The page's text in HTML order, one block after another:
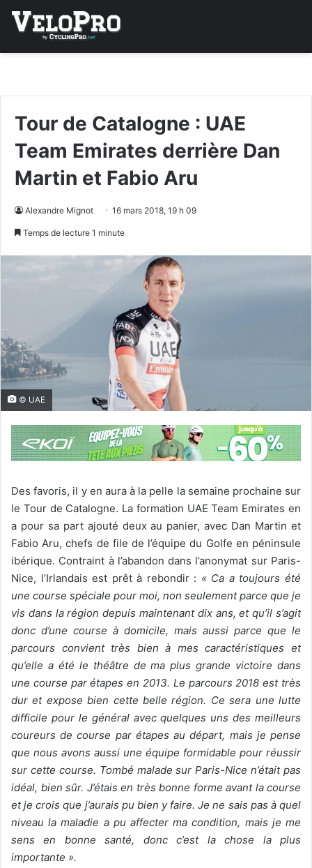
Tour de Catalogne : UAE
Team Emirates derrière Dan
Martin et Fabio Aru
Alexandre Mignot 16 mars 2018, 19 h 09
Temps de lecture 1 minute
© UAE
Des favoris, il y en aura à la pelle la semaine prochaine sur
le Tour de Catalogne. La formation UAE Team Emirates en
a pour sa part ajouté deux au panier, avec Dan Martin et
Fabio Aru, chefs de file de l’équipe du Golfe en péninsule
ibérique. Contraint à l’abandon dans l’anonymat sur Paris-
Nice, l’Irlandais est prêt à rebondir : « Ca a toujours été
une course spéciale pour moi, non seulement parce que je
vis dans la région depuis maintenant dix ans, et qu’il s’agit
donc d’une course à domicile, mais aussi parce que le
parcours convient très bien à mes caractéristiques et
qu’elle a été le théâtre de ma plus grande victoire dans
une course par étapes en 2013. Le parcours 2018 est très
dur et expose bien cette belle région. Ce sera une lutte
difficile pour le général avec quelques uns des meilleurs
coureurs de course par étapes au départ, mais je pense
que nous avons aussi une équipe formidable pour réussir
sur cette course. Tombé malade sur Paris-Nice n’était pas
idéal, bien sûr. J’étais en très bonne forme avant la course
et je crois que j’aurais pu bien y faire. Je ne sais pas à quel
niveau la maladie a pu affecter ma condition, mais je me
sens en bonne santé, donc c’est la chose la plus
importante ».